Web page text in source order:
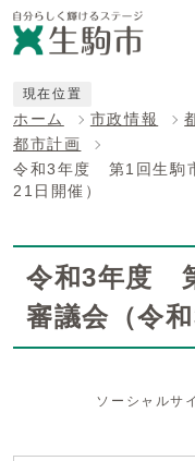
現在位置
ホーム 市政情報
都市計画
令和3年度 第1回生駒
21日開催）
令和3年度
審議会（令
ソーシャルサ